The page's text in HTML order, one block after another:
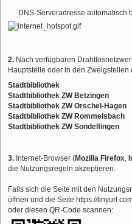
DNS-Serveradresse automatisch
2.Nach verfügbaren
Hauptstelle oder in den
Stadtbibliothek
Stadtbibliothek ZW Betzingen
Stadtbibliothek ZW Orschel-Hagen
Stadtbibliothek ZW Rommelsbach
Stadtbibliothek ZW Sondelfingen
3.Internet-Browser (Mozilla Firefox,
die Nutzungsregeln akzeptieren.
Falls sich die Seite mit den
öffnen und die Seite https://
oder diesen QR-Code scannen: